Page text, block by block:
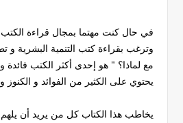
في حال كنت مهتما بمجال قراءة الكتب
وترغب بقراءة كتب التنمية البشرية و
مع لماذا؟ " هو إحدى أكثر الكتب فائدة
يحتوي على الكثير من الفوائد و الكنوز
يخاطب هذا الكتاب كل من يريد أن